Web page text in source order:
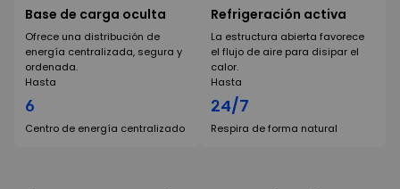
Base de carga oculta
Ofrece una distribución de
energía centralizada, segura y
ordenada.
Hasta
6
Centro de energía centralizado
Refrigeración activa
La estructura abierta favorece
el flujo de aire para disipar el
calor.
Hasta
24/7
Respira de forma natural